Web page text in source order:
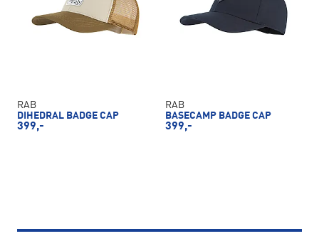
RAB
DIHEDRAL BADGE CAP
399,-
RAB
BASECAMP BADGE CAP
399,-